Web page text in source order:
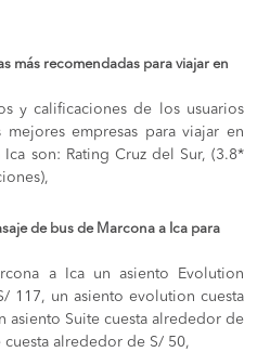
más recomendadas para viajar en
y calificaciones de los usuarios
empresas para viajar en
son: Rating Cruz del Sur, (3.8*
de bus de Marcona a Ica para
a Ica un asiento Evolution
117, un asiento evolution cuesta
asiento Suite cuesta alrededor de
cuesta alrededor de S/ 50,